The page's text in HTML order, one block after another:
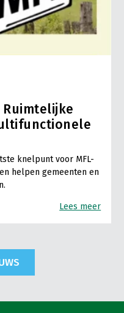
knelpunt voor MFL-
helpen gemeenten en
Lees meer